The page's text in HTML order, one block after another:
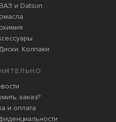
и Datsun
Колпаки
заказ?
и оплата